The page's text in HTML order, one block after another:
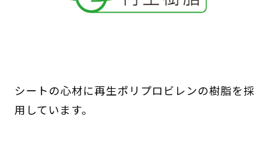
シートの心材に再生ポリプロビレンの樹脂を採
用しています。